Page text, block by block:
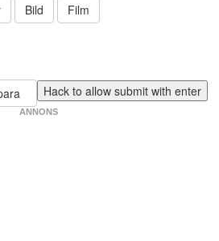
Bild Film
ANNONS